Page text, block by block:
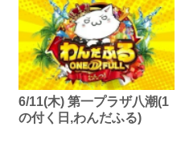
6/11(木) 第一プラザ八潮(1
の付く日,わんだふる)